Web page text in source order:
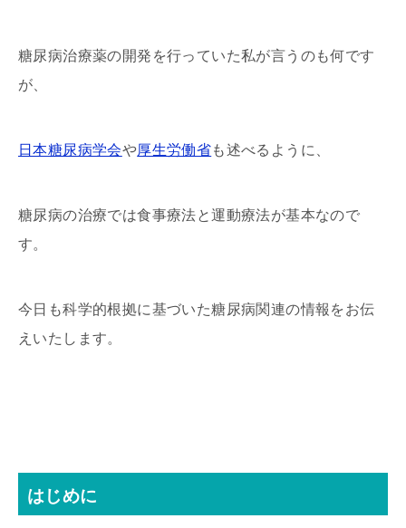
糖尿病治療薬の開発を行っていた私が言うのも何です
が、
日本糖尿病学会や厚生労働省も述べるように、
糖尿病の治療では食事療法と運動療法が基本なので
す。
今日も科学的根拠に基づいた糖尿病関連の情報をお伝
えいたします。
はじめに